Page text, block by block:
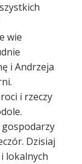
wie
i Andrzeja
i rzeczy
Dzisiaj
lokalnych